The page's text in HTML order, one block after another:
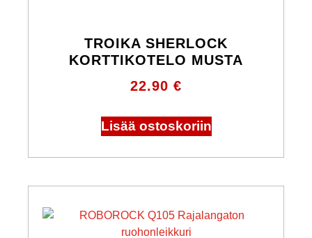
TROIKA SHERLOCK
KORTTIKOTELO MUSTA
22.90 €
Lisää ostoskoriin